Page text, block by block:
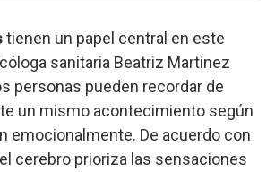
tienen un papel central en este
sanitaria Beatriz Martínez
personas pueden recordar de
un mismo acontecimiento según
emocionalmente. De acuerdo con
cerebro prioriza las sensaciones